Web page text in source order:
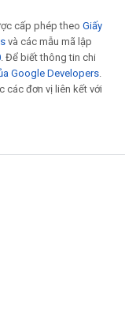
cấp phép theo Giấy
và các mẫu mã lập
. Để biết thông tin chi
Google Developers.
các đơn vị liên kết với